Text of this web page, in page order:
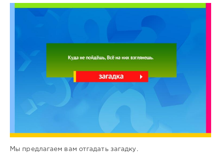
Мы предлагаем вам отгадать загадку.